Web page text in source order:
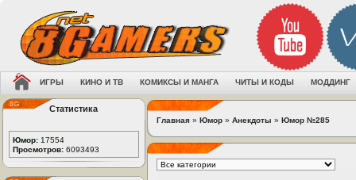
ИГРЫ КИНО И ТВ КОМИКСЫ И МАНГА ЧИТЫ И КОДЫ МОДДИНГ
Статистика
Юмор: 17554
Просмотров: 6093493
Главная » Юмор » Анекдоты » Юмор №285